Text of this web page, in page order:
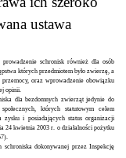
ustawa
schronisk również dla osób
których przedmiotem było zwierzę, a
przemocy, oraz wprowadzenie obowiązku
opinii.
dla bezdomnych zwierząt jedynie do
których statutowym celem
zysku i posiadających status organizacji
24 kwietnia 2003 r. o działalności pożytku
dokonywanej przez Inspekcję